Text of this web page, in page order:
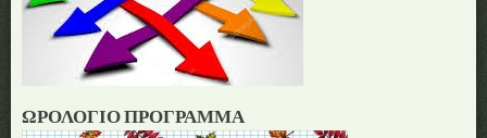
ΩΡΟΛΟΓΙΟ ΠΡΟΓΡΑΜΜΑ